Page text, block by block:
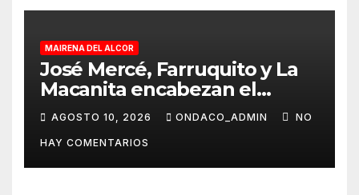
MAIRENA DEL ALCOR
José Mercé, Farruquito y La
Macanita encabezan el
histórico cartel del LXV
Festival de Cante Jondo
Antonio Mairena
AGOSTO 10, 2026 ONDACO_ADMIN NO
HAY COMENTARIOS